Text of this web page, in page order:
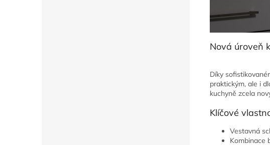
Nová úroveň
Díky
praktickým, ale i
kuchyně zcela
Klíčové
Vestavná
Kombinace